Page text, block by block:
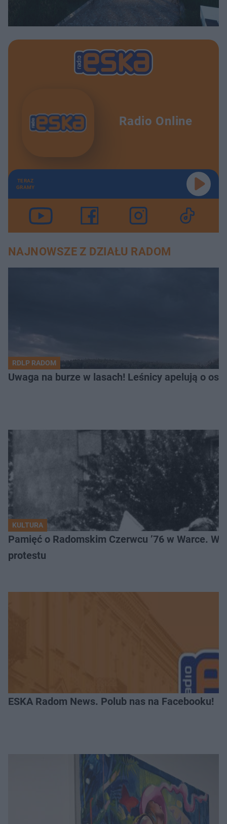
Radio Online
TERAZ
GRAMY
NAJNOWSZE Z DZIAŁU RADOM
RDLP RADOM
Uwaga na burze w lasach! Leśnicy apelują o
KULTURA
Pamięć o Radomskim Czerwcu ’76 w Warce.
protestu
ESKA Radom News. Polub nas na Facebooku!